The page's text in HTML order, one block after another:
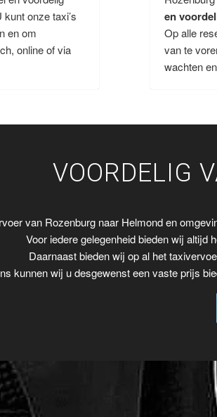
onze taxi’s
en om
online of via
en
Op alle
van te
wachten
VOORDELIG
van Rozenburg naar Helmond en
Voor iedere gelegenheid bieden wij altijd
Daarnaast bieden wij op al het
kunnen wij u desgewenst een vaste prijs